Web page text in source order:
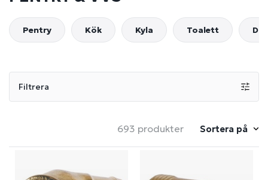
Pentry Kök Kyla Toalett
Filtrera
693 produkter Sortera på